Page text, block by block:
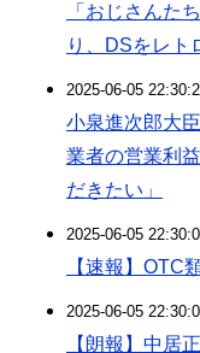
「おじさんた
り、DSをレト
2025-06-05
小泉進次郎大
業者の営業利
だきたい」
2025-06-05
【速報】OTC
2025-06-05
【朗報】中居